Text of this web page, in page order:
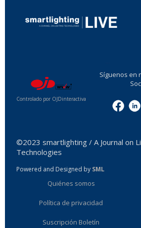
Controlado por OJDinteractiva
Síguenos en
©2023 smartlighting / A Journal on
Technologies
Powered and Designed by SML
Quiénes somos
Política de privacidad
Suscripción Boletín